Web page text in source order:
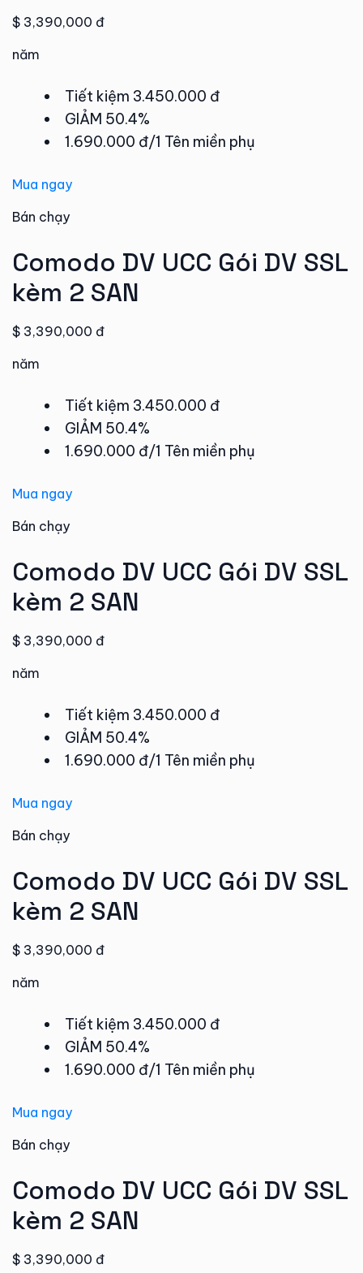
$ 3,390,000 đ
năm
Tiết kiệm 3.450.000 đ
GIẢM 50.4%
1.690.000 đ/1 Tên miền phụ
Mua ngay
Bán chạy
Comodo DV UCC Gói DV SSL
kèm 2 SAN
$ 3,390,000 đ
năm
Tiết kiệm 3.450.000 đ
GIẢM 50.4%
1.690.000 đ/1 Tên miền phụ
Mua ngay
Bán chạy
Comodo DV UCC Gói DV SSL
kèm 2 SAN
$ 3,390,000 đ
năm
Tiết kiệm 3.450.000 đ
GIẢM 50.4%
1.690.000 đ/1 Tên miền phụ
Mua ngay
Bán chạy
Comodo DV UCC Gói DV SSL
kèm 2 SAN
$ 3,390,000 đ
năm
Tiết kiệm 3.450.000 đ
GIẢM 50.4%
1.690.000 đ/1 Tên miền phụ
Mua ngay
Bán chạy
Comodo DV UCC Gói DV SSL
kèm 2 SAN
$ 3,390,000 đ